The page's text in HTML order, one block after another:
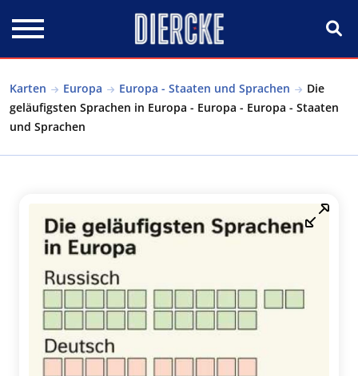
Karten Europa Europa - Staaten und Sprachen
Die
geläufigsten Sprachen in Europa - Europa - Europa - Staaten
und Sprachen